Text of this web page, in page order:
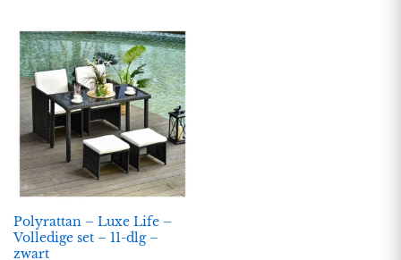
Polyrattan – Luxe Life –
Volledige set – 11-dlg –
zwart